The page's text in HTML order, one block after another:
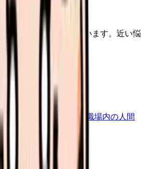
本音だけを表示しています。近い悩
状況を投稿できます。
ら共有された相談
2026/6/13
ついて相談したいです 職場内の人間